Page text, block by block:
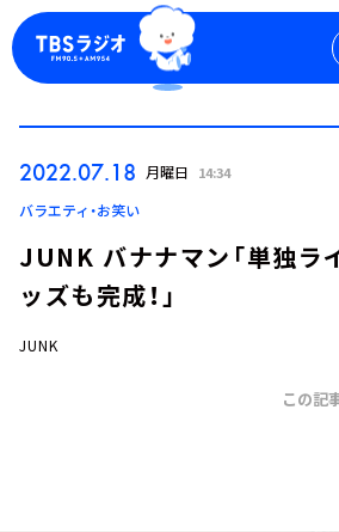
ログイン
2022.07.18 月曜日 14:34
バラエティ・お笑い
JUNK バナナマン「単独ラ
ッズも完成！」
JUNK
この記